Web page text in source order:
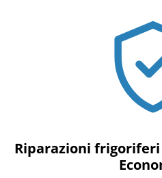
Riparazioni frigoriferi